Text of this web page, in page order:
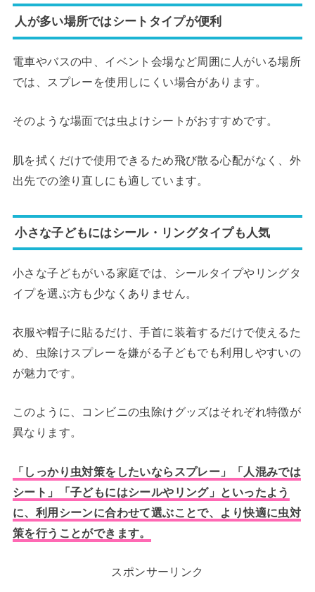
人が多い場所ではシートタイプが便利
電車やバスの中、イベント会場など周囲に人がいる場所
では、スプレーを使用しにくい場合があります。
そのような場面では虫よけシートがおすすめです。
肌を拭くだけで使用できるため飛び散る心配がなく、外
出先での塗り直しにも適しています。
小さな子どもにはシール・リングタイプも人気
小さな子どもがいる家庭では、シールタイプやリングタ
イプを選ぶ方も少なくありません。
衣服や帽子に貼るだけ、手首に装着するだけで使えるた
め、虫除けスプレーを嫌がる子どもでも利用しやすいの
が魅力です。
このように、コンビニの虫除けグッズはそれぞれ特徴が
異なります。
「しっかり虫対策をしたいならスプレー」「人混みでは
シート」「子どもにはシールやリング」といったよう
に、利用シーンに合わせて選ぶことで、より快適に虫対
策を行うことができます。
スポンサーリンク